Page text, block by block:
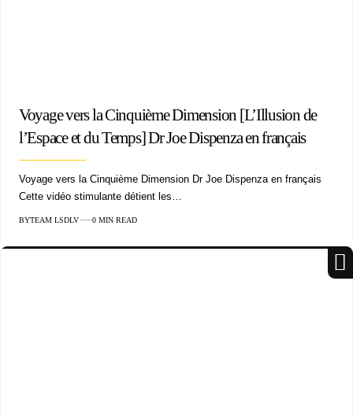
Voyage vers la Cinquième Dimension [L’Illusion de
l’Espace et du Temps] Dr Joe Dispenza en français
Voyage vers la Cinquième Dimension Dr Joe Dispenza en français
Cette vidéo stimulante détient les…
BYTEAM LSDLV 0 MIN READ